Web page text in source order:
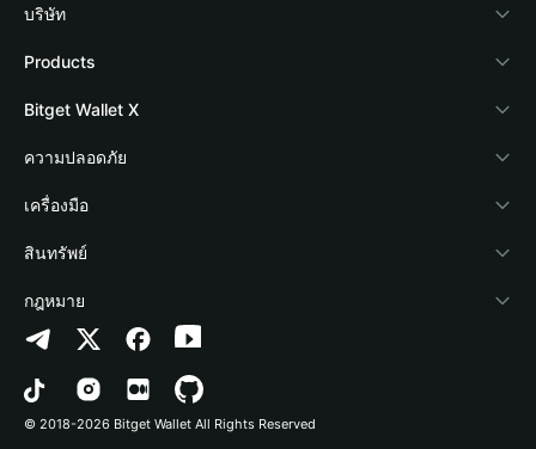
บริษัท
เกี่ยวกับ Bitget Wallet
Blog
Academy
ข่าวสารด้านคริปโต
ศูนย์ช่วยเหลือ
ติดต่อเรา
ทรัพยากรข้อมูลของแบรนด์
อาชีพ
Products
Crypto Card
Stablecoin Earn
Payfi Crypto
Crypto Swap API
Altcoin Season Index
Prediction Markets
DApp
Bitget Wallet X
นักพัฒนา
เชื่อมต่อ Wallet
Bitget Wallet Pay
ลิสต์โปรเจกต์
ความปลอดภัย
Protection Fund
เทคโนโลยีความปลอดภัย
เครื่องมือ
ซื้อคริปโต
การตรวจจับการอนุญาต
การตรวจจับสัญญา
การโอนเป็นชุด
สินทรัพย์
Arbitrum
Avalanche
Bitcoin
กฎหมาย
นโยบายความเป็นส่วนตัว
ข้อตกลงในการใช้บริการ
© 2018-2026 Bitget Wallet All Rights Reserved